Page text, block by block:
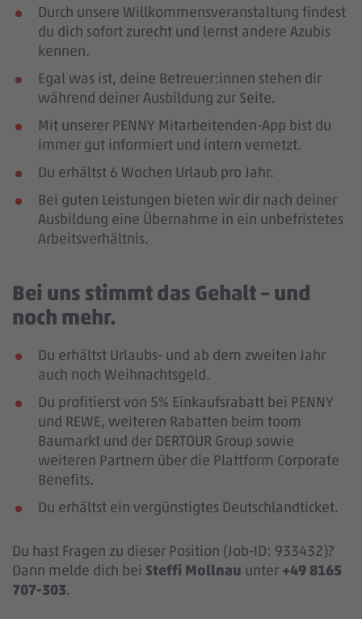
Durch unsere Willkommensveranstaltung findest
du dich sofort zurecht und lernst andere Azubis
kennen.
Egal was ist, deine Betreuer:innen stehen dir
während deiner Ausbildung zur Seite.
Mit unserer PENNY Mitarbeitenden-App bist du
immer gut informiert und intern vernetzt.
Du erhältst 6 Wochen Urlaub pro Jahr.
Bei guten Leistungen bieten wir dir nach deiner
Ausbildung eine Übernahme in ein unbefristetes
Arbeitsverhältnis.
Bei uns stimmt das Gehalt – und
noch mehr.
Du erhältst Urlaubs- und ab dem zweiten Jahr
auch noch Weihnachtsgeld.
Du profitierst von 5% Einkaufsrabatt bei PENNY
und REWE, weiteren Rabatten beim toom
Baumarkt und der DERTOUR Group sowie
weiteren Partnern über die Plattform Corporate
Benefits.
Du erhältst ein vergünstigtes Deutschlandticket.
Du hast Fragen zu dieser Position (Job-ID: 933432)?
Dann melde dich bei Steffi Mollnau unter +49 8165
707-303.